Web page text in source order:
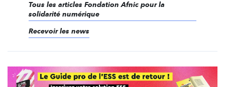
Tous les articles Fondation Afnic pour la
solidarité numérique
Recevoir les news